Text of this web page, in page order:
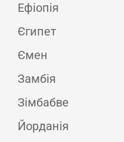
Ефіопія
Єгипет
Ємен
Замбія
Зімбабве
Йорданія